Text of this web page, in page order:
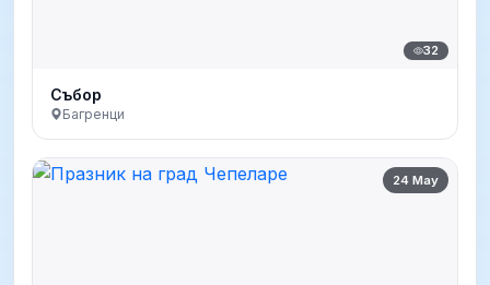
32
Събор
Багренци
24 May